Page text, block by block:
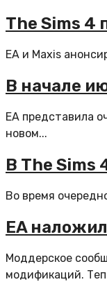
The Sims 4
EA и Maxis
В начале
EA представила
новом...
В The Sims
Во время
EA
Моддерское
модификаций.